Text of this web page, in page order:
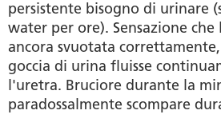
persistente bisogno di urinare
water per ore). Sensazione che
ancora svuotata
goccia di urina fluisse
l'uretra. Bruciore durante la
paradossalmente scompare